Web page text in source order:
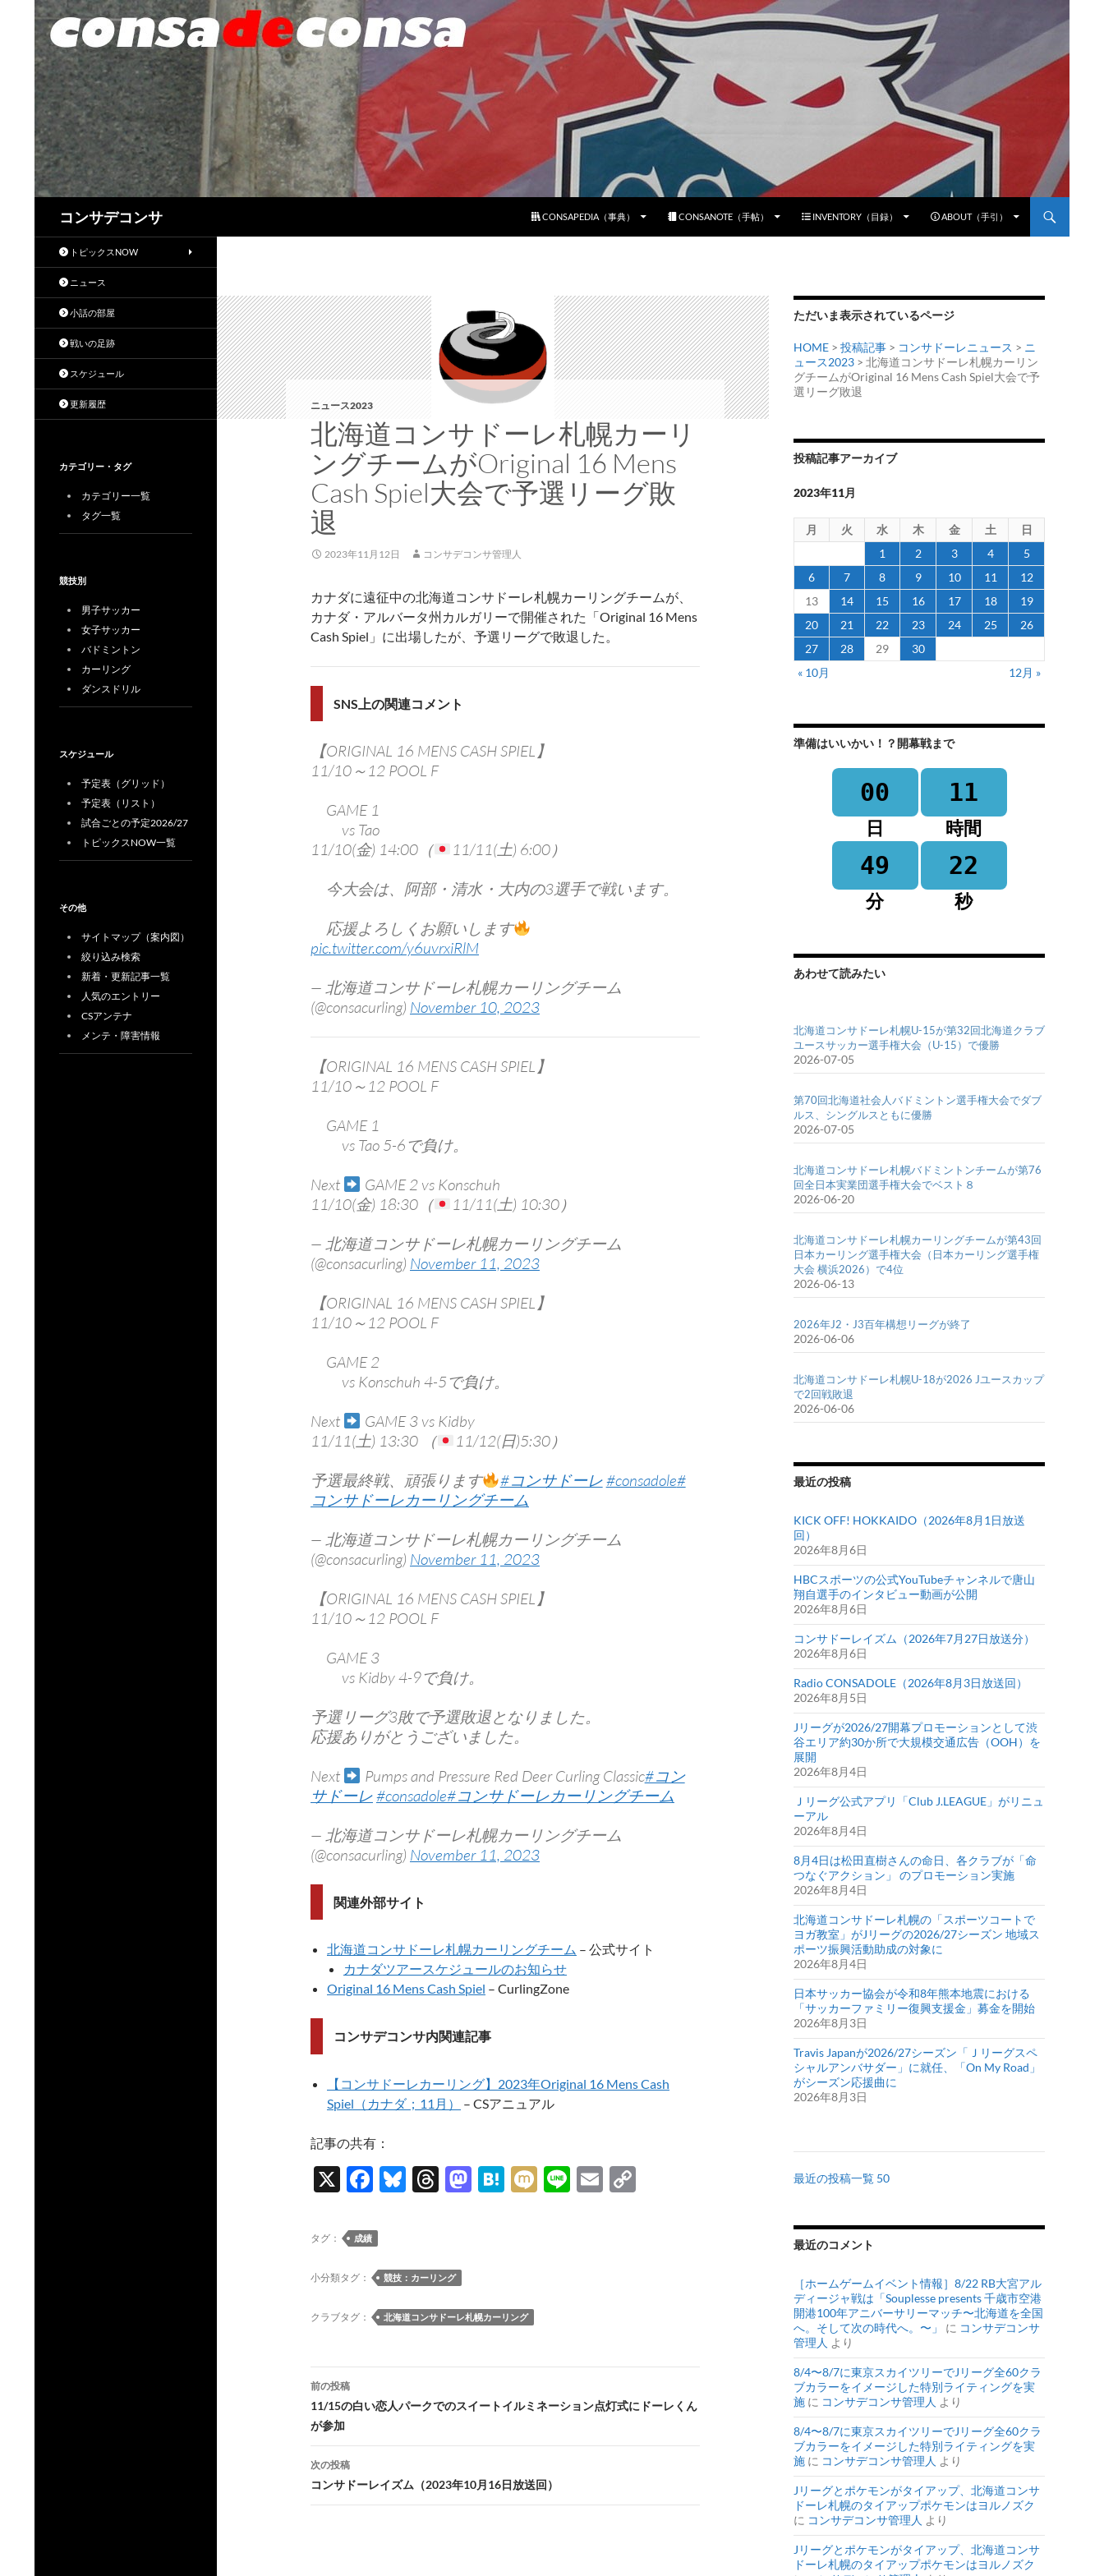
コンサデコンサ
CONSAPEDIA（事典）
CONSANOTE（手帖） INVENTORY（目録） ABOUT（手引）
ニュース2023
北海道コンサドーレ札幌カーリ
ングチームがOriginal 16 Mens
Cash Spiel大会で予選リーグ敗
退
2023年11月12日 コンサデコンサ管理人
カナダに遠征中の北海道コンサドーレ札幌カーリングチームが、
カナダ・アルバータ州カルガリーで開催された「Original 16 Mens
Cash Spiel」に出場したが、予選リーグで敗退した。
SNS上の関連コメント
【ORIGINAL 16 MENS CASH SPIEL】
11/10～12 POOL F
GAME 1
vs Tao
11/10(金) 14:00（
11/11(土) 6:00）
今大会は、阿部・清水・大内の3選手で戦います。
応援よろしくお願いします
pic.twitter.com/y6uvrxiRlM
— 北海道コンサドーレ札幌カーリングチーム
(@consacurling) November 10, 2023
【ORIGINAL 16 MENS CASH SPIEL】
11/10～12 POOL F
GAME 1
vs Tao 5-6で負け。
Next
GAME 2 vs Konschuh
11/10(金) 18:30（
11/11(土) 10:30）
— 北海道コンサドーレ札幌カーリングチーム
(@consacurling) November 11, 2023
【ORIGINAL 16 MENS CASH SPIEL】
11/10～12 POOL F
GAME 2
vs Konschuh 4-5で負け。
Next
GAME 3 vs Kidby
11/11(土) 13:30 （
11/12(日)5:30）
予選最終戦、頑張ります
#コンサドーレ#consadole#
コンサドーレカーリングチーム
— 北海道コンサドーレ札幌カーリングチーム
(@consacurling) November 11, 2023
【ORIGINAL 16 MENS CASH SPIEL】
11/10～12 POOL F
GAME 3
vs Kidby 4-9で負け。
予選リーグ3敗で予選敗退となりました。
応援ありがとうございました。
Next
Pumps and Pressure Red Deer Curling Classic#コン
サドーレ#consadole#コンサドーレカーリングチーム
— 北海道コンサドーレ札幌カーリングチーム
(@consacurling) November 11, 2023
関連外部サイト
北海道コンサドーレ札幌カーリングチーム – 公式サイト
カナダツアースケジュールのお知らせ
Original 16 Mens Cash Spiel – CurlingZone
コンサデコンサ内関連記事
【コンサドーレカーリング】2023年Original 16 Mens Cash
Spiel（カナダ；11月）
– CSアニュアル
記事の共有：
X
F
e
b
o
o
k
Bl
y
T
ds
M
n
H
M Li
E
タグ： 成績
小分類タグ： 競技：カーリング
クラブタグ： 北海道コンサドーレ札幌カーリング
投
稿
ナ
ビ
ゲ
前の投稿
11/15の白い恋人パークでのスイートイルミネーション点灯式にドーレくん
が参加
次の投稿
コンサドーレイズム（2023年10月16日放送回）
ただいま表示されているページ
HOME > 投稿記事 > コンサドーレニュース > ニ
ュース2023 > 北海道コンサドーレ札幌カーリン
グチームがOriginal 16 Mens Cash Spiel大会で予
選リーグ敗退
投稿記事アーカイブ
2023年11月
月 火 水 木 金 土
日
1
2 3 4
5
6
7 8 9 10 11
12
13
14 15 16 17 18
19
20
21 22 23 24 25
26
27
28 29
30
« 10月
12月 »
準備はいいかい！？開幕戦まで
00
日
11
時間
49
分
22
秒
あわせて読みたい
北海道コンサドーレ札幌U-15が第32回北海道クラブ
ユースサッカー選手権大会（U-15）で優勝
2026-07-05
第70回北海道社会人バドミントン選手権大会でダブ
ルス、シングルスともに優勝
2026-07-05
北海道コンサドーレ札幌バドミントンチームが第76
回全日本実業団選手権大会でベスト８
2026-06-20
北海道コンサドーレ札幌カーリングチームが第43回
日本カーリング選手権大会（日本カーリング選手権
大会 横浜2026）で4位
2026-06-13
2026年J2・J3百年構想リーグが終了
2026-06-06
北海道コンサドーレ札幌U-18が2026 Jユースカップ
で2回戦敗退
2026-06-06
最近の投稿
KICK OFF! HOKKAIDO（2026年8月1日放送
回）
2026年8月6日
HBCスポーツの公式YouTubeチャンネルで唐山
翔自選手のインタビュー動画が公開
2026年8月6日
コンサドーレイズム（2026年7月27日放送分）
2026年8月6日
Radio CONSADOLE（2026年8月3日放送回）
2026年8月5日
Jリーグが2026/27開幕プロモーションとして渋
谷エリア約30か所で大規模交通広告（OOH）を
展開
2026年8月4日
Ｊリーグ公式アプリ「Club J.LEAGUE」がリニュ
ーアル
2026年8月4日
8月4日は松田直樹さんの命日、各クラブが「命
つなぐアクション」 のプロモーション実施
2026年8月4日
北海道コンサドーレ札幌の「スポーツコートで
ヨガ教室」がJリーグの2026/27シーズン 地域ス
ポーツ振興活動助成の対象に
2026年8月4日
日本サッカー協会が令和8年熊本地震における
「サッカーファミリー復興支援金」募金を開始
2026年8月3日
Travis Japanが2026/27シーズン「Ｊリーグスペ
シャルアンバサダー」に就任、「On My Road」
がシーズン応援曲に
2026年8月3日
最近の投稿一覧 50
最近のコメント
［ホームゲームイベント情報］8/22 RB大宮アル
ディージャ戦は「Souplesse presents 千歳市空港
開港100年アニバーサリーマッチ〜北海道を全国
へ。そして次の時代へ。〜」
に コンサデコンサ
管理人 より
8/4〜8/7に東京スカイツリーでJリーグ全60クラ
ブカラーをイメージした特別ライティングを実
施 に コンサデコンサ管理人 より
8/4〜8/7に東京スカイツリーでJリーグ全60クラ
ブカラーをイメージした特別ライティングを実
施 に コンサデコンサ管理人 より
Jリーグとポケモンがタイアップ、北海道コンサ
ドーレ札幌のタイアップポケモンはヨルノズク
に コンサデコンサ管理人 より
Jリーグとポケモンがタイアップ、北海道コンサ
ドーレ札幌のタイアップポケモンはヨルノズク
トピックスNOW
ニュース
小話の部屋
戦いの足跡
スケジュール
更新履歴
カテゴリー・タグ
カテゴリー一覧
タグ一覧
競技別
男子サッカー
女子サッカー
バドミントン
カーリング
ダンスドリル
スケジュール
予定表（グリッド）
予定表（リスト）
試合ごとの予定2026/27
トピックスNOW一覧
その他
サイトマップ（案内図）
絞り込み検索
新着・更新記事一覧
人気のエントリー
CSアンテナ
メンテ・障害情報